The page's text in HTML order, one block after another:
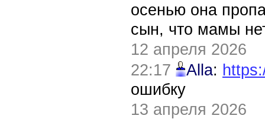
осенью она
сын, что мамы
12 апреля 2026
22:17
Alla:
ошибку
13 апреля 2026